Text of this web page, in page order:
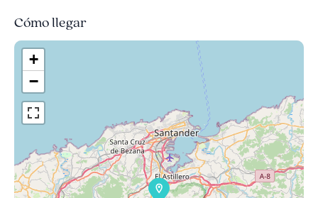
Cómo llegar
+
−